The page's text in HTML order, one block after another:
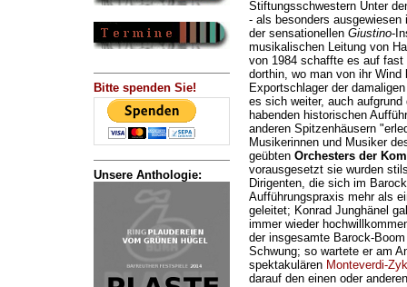
Bitte spenden Sie!
Unsere Anthologie:
Stiftungsschwestern Unter
- als besonders
der sensationellen Giustino-
musikalischen Leitung von
von 1984 schaffte es auf fast
dorthin, wo man von ihr
Exportschlager der
es sich weiter, auch
habenden historischen
anderen Spitzenhäusern
Musikerinnen und Musiker
geübten Orchesters der
vorausgesetzt sie wurden
Dirigenten, die sich im
Aufführungspraxis mehr als
geleitet; Konrad Junghänel
immer wieder
der insgesamte Barock-
Schwung; so wartete er am
spektakulären Monteverdi-
darauf den einen oder